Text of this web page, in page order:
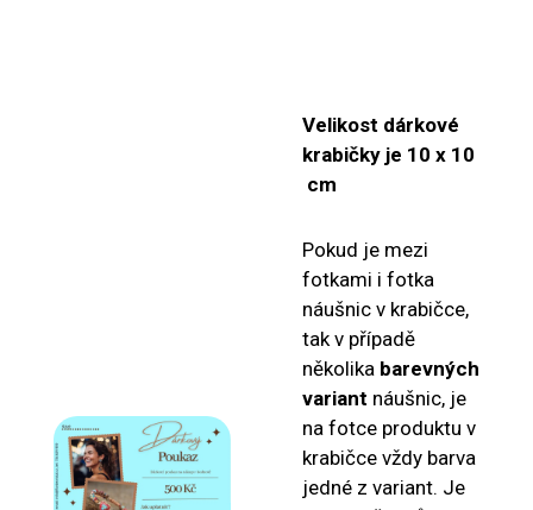
Velikost dárkové
krabičky je 10 x 10
cm
Pokud je mezi
fotkami i fotka
náušnic v krabičce,
tak v případě
několika barevných
variant náušnic, je
na fotce produktu v
krabičce vždy barva
jedné z variant. Je